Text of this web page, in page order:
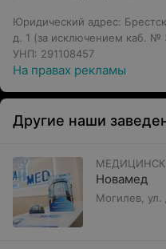
Юридический адрес:
д. 1 (за исключением каб. №
УНП: 291108457
На правах рекламы
Другие наши
Новамед
Могилев, ул.